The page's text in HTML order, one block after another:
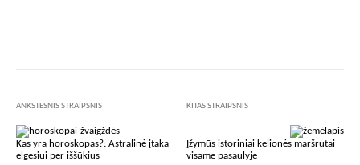
ANKSTESNIS STRAIPSNIS
Kas yra horoskopas?: Astralinė įtaka
elgesiui per iššūkius
KITAS STRAIPSNIS
Įžymūs istoriniai kelionės maršrutai
visame pasaulyje